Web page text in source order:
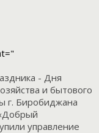
- Дня
и бытового
г. Биробиджана
управление